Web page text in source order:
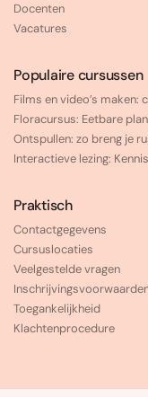
Docenten
Vacatures
Populaire cursussen
Films en video’s
Floracursus: Eetbare
Ontspullen: zo breng je
Interactieve lezing:
Praktisch
Contactgegevens
Cursuslocaties
Veelgestelde vragen
Toegankelijkheid
Klachtenprocedure